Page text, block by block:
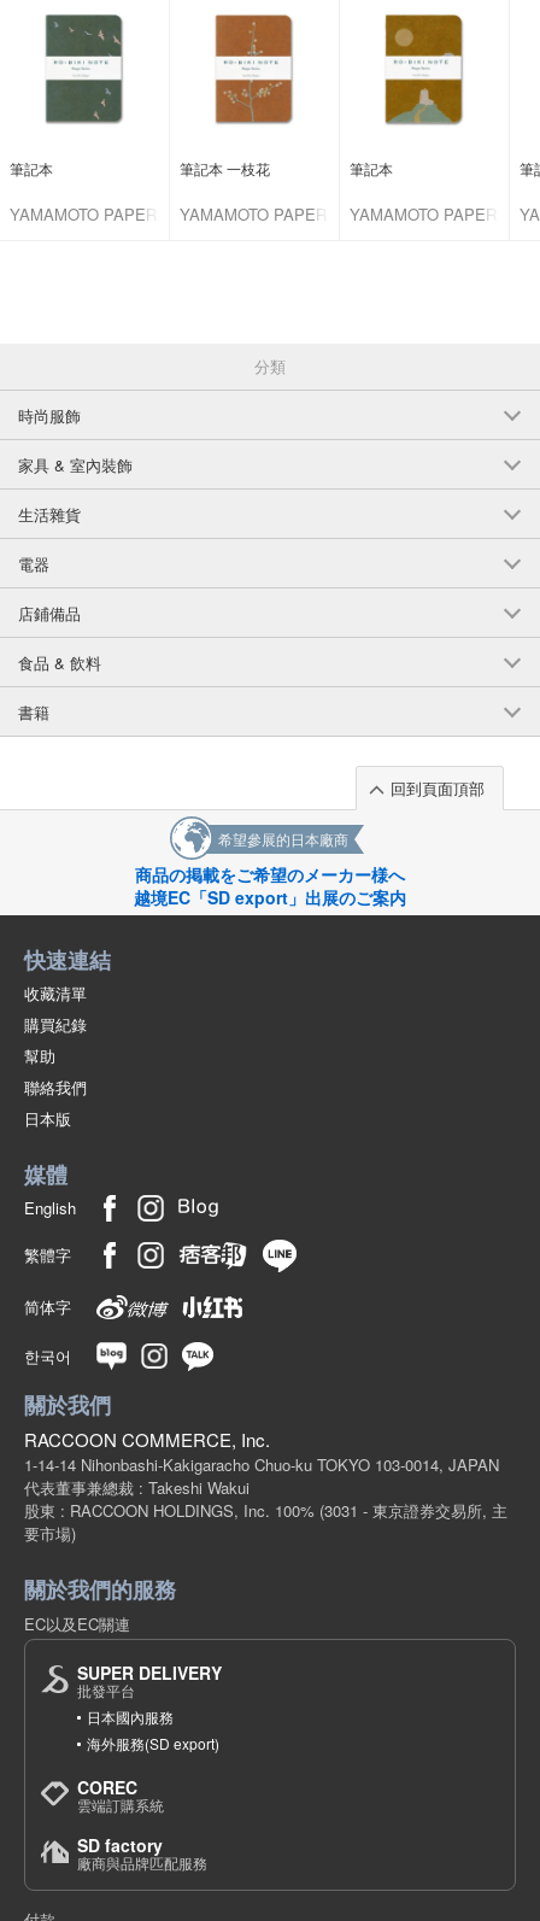
筆記本
YAMAMOTO PAPER
筆記本 一枝花
YAMAMOTO PAPER
筆記本
YAMAMOTO PAPER
筆
分類
時尚服飾
家具 & 室內裝飾
生活雜貨
電器
店鋪備品
食品 & 飲料
書籍
回到頁面頂部
希望參展的日本廠商
商品の掲載をご希望のメーカー様へ
越境EC「SD export」出展のご案内
快速連結
收藏清單
購買紀錄
幫助
聯絡我們
日本版
媒體
English
繁體字
简体字
한국어
關於我們
RACCOON COMMERCE, Inc.
1-14-14 Nihonbashi-Kakigaracho Chuo-ku TOKYO 103-0014, JAPAN
代表董事兼總裁 : Takeshi Wakui
股東 : RACCOON HOLDINGS, Inc. 100% (3031 - 東京證券交易所, 主
要市場)
關於我們的服務
EC以及EC關連
SUPER DELIVERY
批發平台
日本國內服務
海外服務(SD export)
COREC
雲端訂購系統
SD factory
廠商與品牌匹配服務